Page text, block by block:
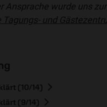
Ansprache wurde uns
Tagungs- und
(10/14)
(9/14)